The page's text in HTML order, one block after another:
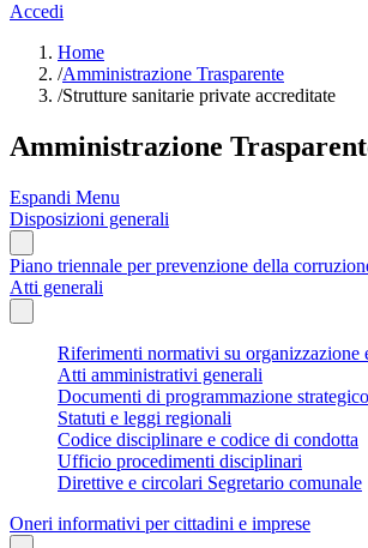
Accedi
Home
/Amministrazione Trasparente
/Strutture sanitarie private accreditate
Amministrazione
Espandi Menu
Disposizioni generali
Piano triennale per prevenzione della
Atti generali
Riferimenti normativi su organizzazione
Atti amministrativi generali
Documenti di programmazione
Statuti e leggi regionali
Codice disciplinare e codice di condotta
Ufficio procedimenti disciplinari
Direttive e circolari Segretario comunale
Oneri informativi per cittadini e imprese